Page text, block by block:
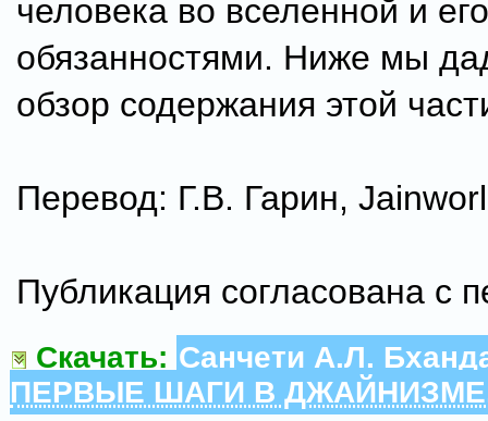
человека во вселенной и его
обязанностями. Ниже мы
обзор содержания этой
Перевод: Г.В. Гарин,
Публикация согласована с
Скачать: Санчети А.Л.
ПЕРВЫЕ ШАГИ В